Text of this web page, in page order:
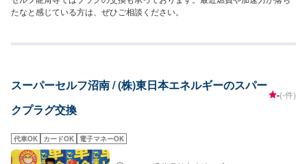
たなと感じている方は、ぜひご相談ください。
スーパーセルフ沼南 / (株)東日本エネルギーのスパー
クプラグ交換
-(-件)
代車OK カードOK 電子マネーOK